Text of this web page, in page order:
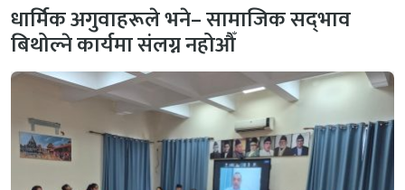
धार्मिक अगुवाहरूले भने– सामाजिक सद्‌भाव
बिथोल्ने कार्यमा संलग्न नहोऔँ